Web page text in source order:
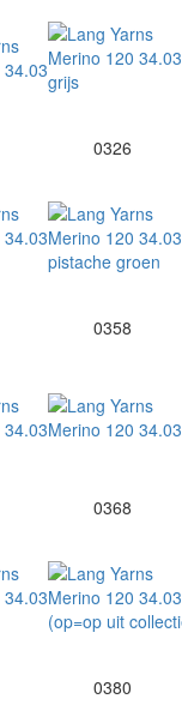
0326
0358
0368
0380